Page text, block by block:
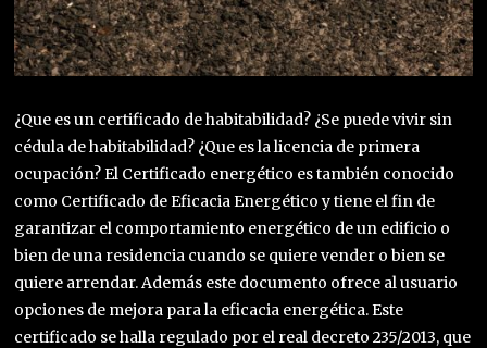
¿Que es un certificado de habitabilidad? ¿Se puede vivir sin
cédula de habitabilidad? ¿Que es la licencia de primera
ocupación? El Certificado energético es también conocido
como Certificado de Eficacia Energético y tiene el fin de
garantizar el comportamiento energético de un edificio o
bien de una residencia cuando se quiere vender o bien se
quiere arrendar. Además este documento ofrece al usuario
opciones de mejora para la eficacia energética. Este
certificado se halla regulado por el real decreto 235/2013, que